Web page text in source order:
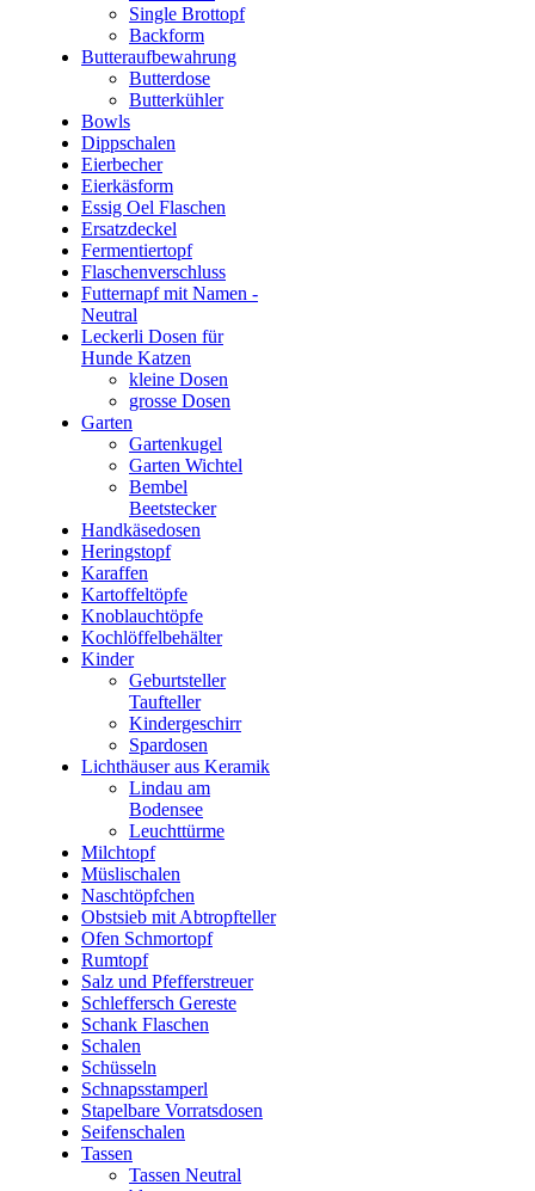
Single Brottopf
Backform
Butteraufbewahrung
Butterdose
Butterkühler
Bowls
Dippschalen
Eierbecher
Eierkäsform
Essig Oel Flaschen
Ersatzdeckel
Fermentiertopf
Flaschenverschluss
Futternapf mit Namen -
Neutral
Leckerli Dosen für
Hunde Katzen
kleine Dosen
grosse Dosen
Garten
Gartenkugel
Garten Wichtel
Bembel
Beetstecker
Handkäsedosen
Heringstopf
Karaffen
Kartoffeltöpfe
Knoblauchtöpfe
Kochlöffelbehälter
Kinder
Geburtsteller
Taufteller
Kindergeschirr
Spardosen
Lichthäuser aus Keramik
Lindau am
Bodensee
Leuchttürme
Milchtopf
Müslischalen
Naschtöpfchen
Obstsieb mit Abtropfteller
Ofen Schmortopf
Rumtopf
Salz und Pfefferstreuer
Schleffersch Gereste
Schank Flaschen
Schalen
Schüsseln
Schnapsstamperl
Stapelbare Vorratsdosen
Seifenschalen
Tassen
Tassen Neutral